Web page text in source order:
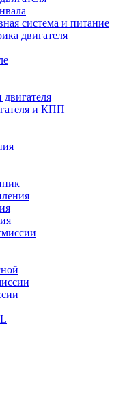
система и питание
двигателя
и КПП